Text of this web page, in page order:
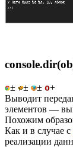
± ± ±
+
Выводит
элементов —
Похожим
Как и в случае с
реализации